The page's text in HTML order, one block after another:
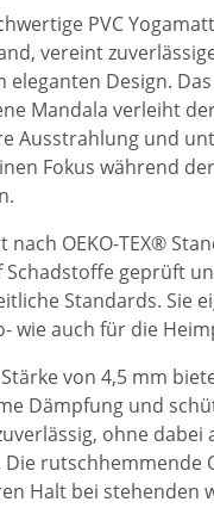
PVC
vereint
eleganten Design.
Mandala verleiht
Ausstrahlung und
Fokus während
nach OEKO-TEX®
Schadstoffe geprüft
Standards. Sie
wie auch für die
von 4,5 mm
Dämpfung und
ohne dabei
Die rutschhemmende
Halt bei stehenden